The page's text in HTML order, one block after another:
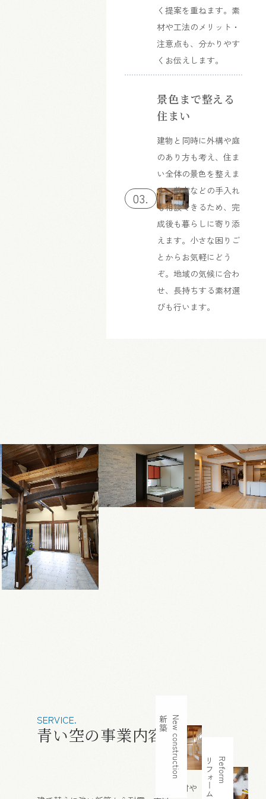
く提案を重ねます。素
材や工法のメリット・
注意点も、分かりやす
くお伝えします。
03.
景色まで整える
住まい
建物と同時に外構や庭
のあり方も考え、住ま
い全体の景色を整えま
す。剪定などの手入れ
も相談できるため、完
成後も暮らしに寄り添
えます。小さな困りご
とからお気軽にどう
ぞ。地域の気候に合わ
せ、長持ちする素材選
びも行います。
SERVICE.
青い空の事業内容 New construction
新築
古材や
Reform
リフォーム